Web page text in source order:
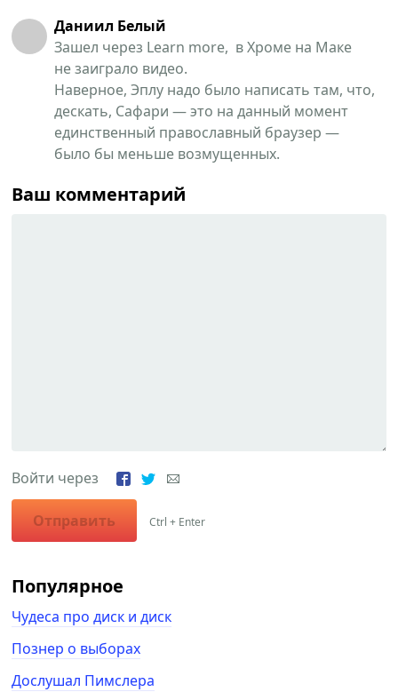
Даниил Белый
Зашел через Learn more, в Хроме на Маке
не заиграло видео.
Наверное, Эплу надо было написать там, что,
дескать, Сафари — это на данный момент
единственный православный браузер —
было бы меньше возмущенных.
Ваш комментарий
Войти через
Отправить Ctrl + Enter
Популярное
Чудеса про диск и диск
Познер о выборах
Дослушал Пимслера